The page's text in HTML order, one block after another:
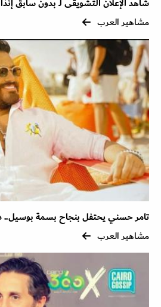
شاهد الإعلان التشويقى لـ بدون سابق
مشاهير العرب
تامر حسني يحتفل بنجاح بسمة بوسيل..
مشاهير العرب